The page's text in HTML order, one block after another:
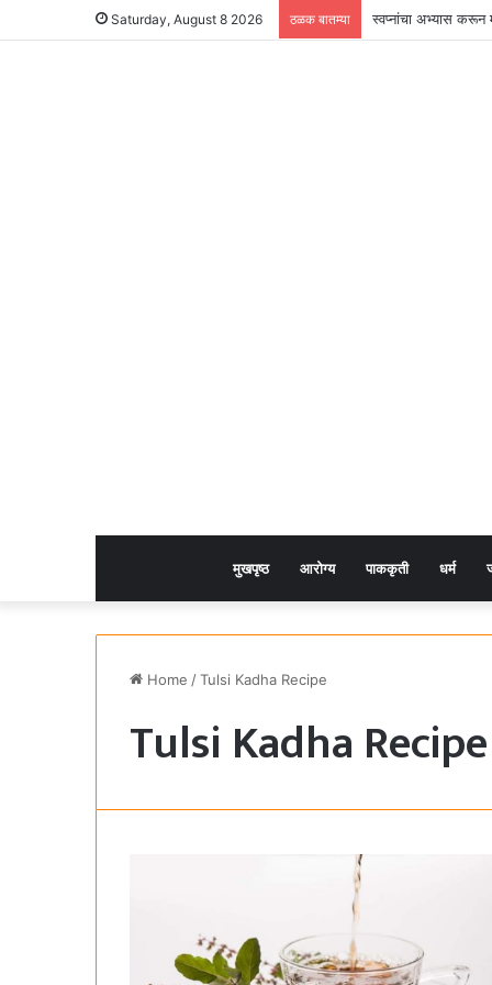
Saturday, August 8 2026 ठळक बातम्या स्वप्नांचा अभ्यास करून
मुखपृष्ठ आरोग्य पाककृती धर्म
Home /Tulsi Kadha Recipe
Tulsi Kadha Recipe